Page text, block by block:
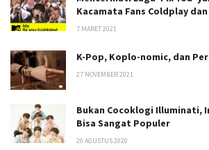
Kacamata Fans Coldplay
7 MARET 2021
K-Pop, Koplo-nomic, dan
27 NOVEMBER 2021
Bukan Cocoklogi Illuminati,
Bisa Sangat Populer
20 AGUSTUS 2020